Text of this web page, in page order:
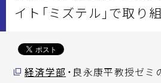
イト「ミズテル」で取り
経済学部 ・良永康平教授ゼミ